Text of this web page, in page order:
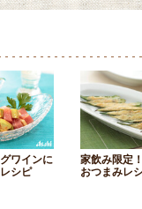
ワインに
シピ
家飲み限定
おつまみレ